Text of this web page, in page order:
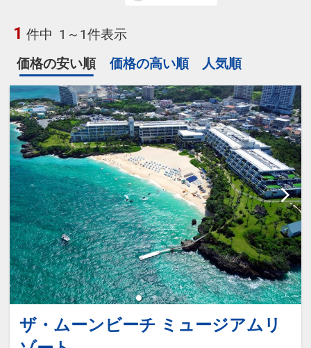
1 件中 1～1件表示
価格の安い順
価格の高い順 人気順
ザ・ムーンビーチ ミュージアムリ